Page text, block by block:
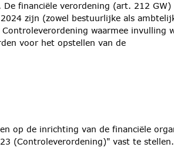
financiële verordening (art. 212
zijn (zowel bestuurlijke als
waarmee invulling
voor het opstellen van de
op de inrichting van de financiële
(Controleverordening)" vast te